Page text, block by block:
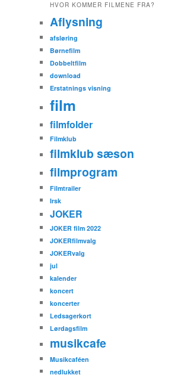
HVOR KOMMER FILMENE FRA?
Aflysning
afsløring
Børnefilm
Dobbeltfilm
download
Erstatnings visning
film
filmfolder
Filmklub
filmklub sæson
filmprogram
Filmtrailer
Irsk
JOKER
JOKER film 2022
JOKERfilmvalg
JOKERvalg
jul
kalender
koncert
koncerter
Ledsagerkort
Lørdagsfilm
musikcafe
Musikcaféen
nedlukket